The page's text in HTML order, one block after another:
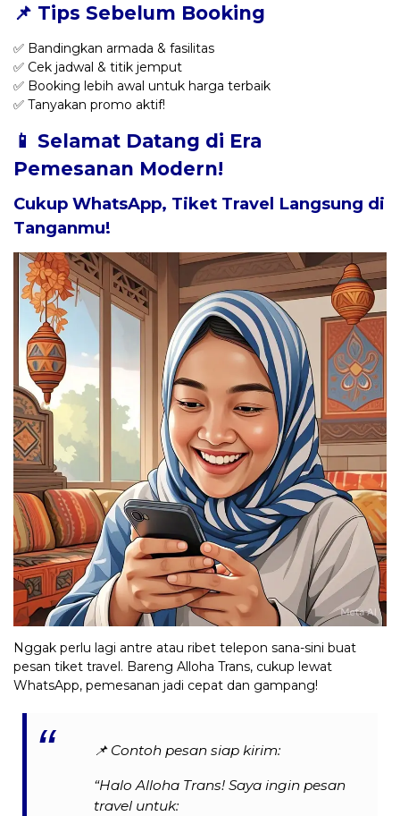
📌 Tips Sebelum Booking
✅ Bandingkan armada & fasilitas
✅ Cek jadwal & titik jemput
✅ Booking lebih awal untuk harga terbaik
✅ Tanyakan promo aktif!
📱 Selamat Datang di Era
Pemesanan Modern!
Cukup WhatsApp, Tiket Travel Langsung di
Tanganmu!
Nggak perlu lagi antre atau ribet telepon sana-sini buat
pesan tiket travel. Bareng Alloha Trans, cukup lewat
WhatsApp, pemesanan jadi cepat dan gampang!
📌 Contoh pesan siap kirim:
“Halo Alloha Trans! Saya ingin pesan
travel untuk: